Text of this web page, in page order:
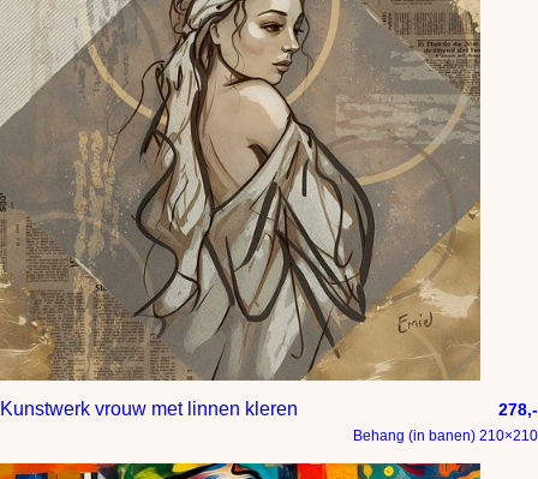
Kunstwerk vrouw met linnen kleren 278,-
Behang (in banen) 210×210